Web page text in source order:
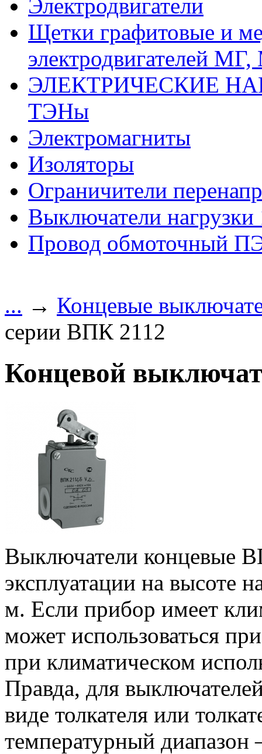
Электродвигатели
Щетки графитовые и
электродвигателей
ЭЛЕКТРИЧЕСКИЕ
ТЭНы
Электромагниты
Изоляторы
Ограничители
Выключатели
Провод обмоточный
... → Концевые
серии ВПК 2112
Концевой
Выключатели концевые
эксплуатации на высоте
м. Если прибор имеет
может использоваться
при климатическом
Правда, для
виде толкателя или
температурный диапазон